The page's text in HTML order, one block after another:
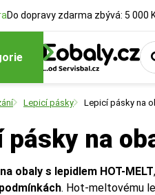
Do dopravy zdarma zbývá: 5 000
Lepicí pásky Lepicí pásky na
pásky na
obaly s lepidlem HOT-MELT
. Hot-meltovému